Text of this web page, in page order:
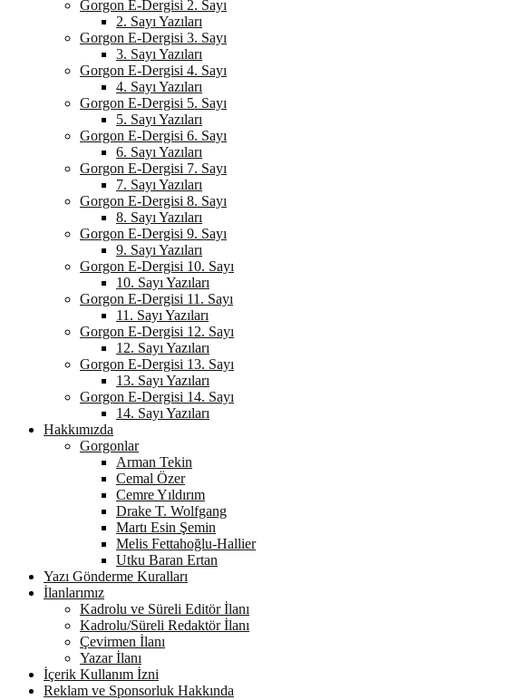
Gorgon E-Dergisi 2. Sayı
2. Sayı Yazıları
Gorgon E-Dergisi 3. Sayı
3. Sayı Yazıları
Gorgon E-Dergisi 4. Sayı
4. Sayı Yazıları
Gorgon E-Dergisi 5. Sayı
5. Sayı Yazıları
Gorgon E-Dergisi 6. Sayı
6. Sayı Yazıları
Gorgon E-Dergisi 7. Sayı
7. Sayı Yazıları
Gorgon E-Dergisi 8. Sayı
8. Sayı Yazıları
Gorgon E-Dergisi 9. Sayı
9. Sayı Yazıları
Gorgon E-Dergisi 10. Sayı
10. Sayı Yazıları
Gorgon E-Dergisi 11. Sayı
11. Sayı Yazıları
Gorgon E-Dergisi 12. Sayı
12. Sayı Yazıları
Gorgon E-Dergisi 13. Sayı
13. Sayı Yazıları
Gorgon E-Dergisi 14. Sayı
14. Sayı Yazıları
Hakkımızda
Gorgonlar
Arman Tekin
Cemal Özer
Cemre Yıldırım
Drake T. Wolfgang
Martı Esin Şemin
Melis Fettahoğlu-Hallier
Utku Baran Ertan
Yazı Gönderme Kuralları
İlanlarımız
Kadrolu ve Süreli Editör İlanı
Kadrolu/Süreli Redaktör İlanı
Çevirmen İlanı
Yazar İlanı
İçerik Kullanım İzni
Reklam ve Sponsorluk Hakkında